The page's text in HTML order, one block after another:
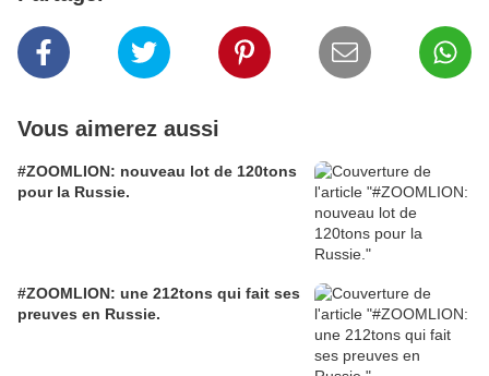
Vous aimerez aussi
#ZOOMLION: nouveau lot de 120tons
pour la Russie.
#ZOOMLION: une 212tons qui fait ses
preuves en Russie.